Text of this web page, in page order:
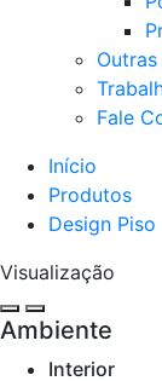
Fale
Início
Produtos
Design Piso
Visualização
Ambiente
Interior